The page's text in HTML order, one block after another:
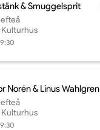
& Smuggelsprit
Kulturhus
Norén & Linus Wahlgren
Kulturhus